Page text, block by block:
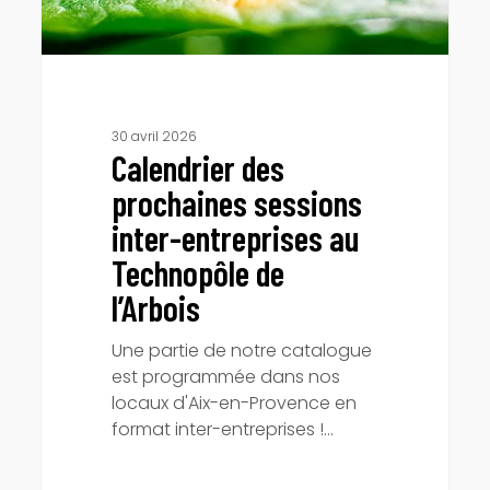
l’Arbois
30 avril 2026
Calendrier des
prochaines sessions
inter-entreprises au
Technopôle de
l’Arbois
Une partie de notre catalogue
est programmée dans nos
locaux d'Aix-en-Provence en
format inter-entreprises !…